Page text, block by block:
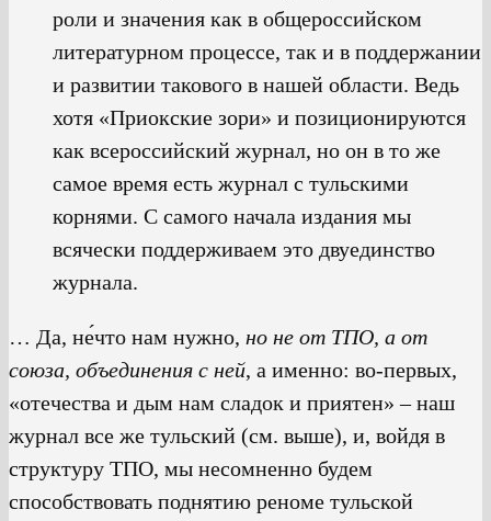
роли и значения как в общероссийском
литературном процессе, так и в поддержании
и развитии такового в нашей области. Ведь
хотя «Приокские зори» и позиционируются
как всероссийский журнал, но он в то же
самое время есть журнал с тульскими
корнями. С самого начала издания мы
всячески поддерживаем это двуединство
журнала.
… Да, не́что нам нужно, но не от ТПО, а от
союза, объединения с ней, а именно: во-первых,
«отечества и дым нам сладок и приятен» – наш
журнал все же тульский (см. выше), и, войдя в
структуру ТПО, мы несомненно будем
способствовать поднятию реноме тульской